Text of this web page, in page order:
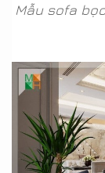
Mẫu sofa